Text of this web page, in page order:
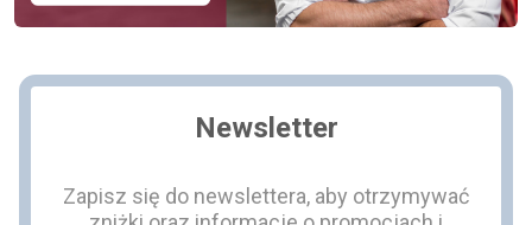
Newsletter
Zapisz się do newslettera, aby otrzymywać